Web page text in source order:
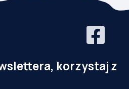
korzystaj z